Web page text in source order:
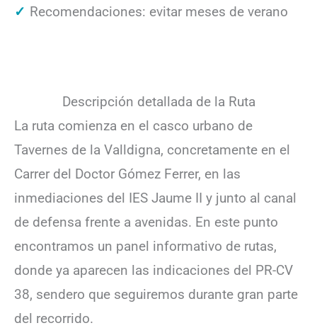
Recomendaciones: evitar meses de verano
Descripción detallada de la Ruta
La ruta comienza en el casco urbano de
Tavernes de la Valldigna, concretamente en el
Carrer del Doctor Gómez Ferrer, en las
inmediaciones del IES Jaume II y junto al canal
de defensa frente a avenidas. En este punto
encontramos un panel informativo de rutas,
donde ya aparecen las indicaciones del PR-CV
38, sendero que seguiremos durante gran parte
del recorrido.